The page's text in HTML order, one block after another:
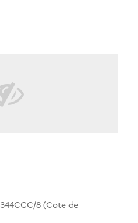
344CCC/8 (Cote de